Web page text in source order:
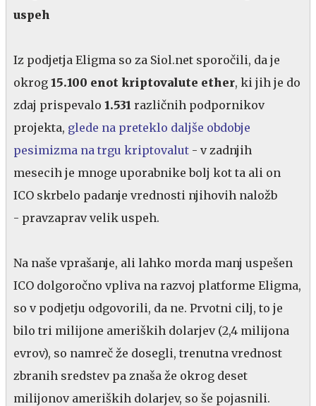
uspeh
Iz podjetja Eligma so za Siol.net sporočili, da je
okrog 15.100 enot kriptovalute ether, ki jih je do
zdaj prispevalo 1.531 različnih podpornikov
projekta, glede na preteklo daljše obdobje
pesimizma na trgu kriptovalut - v zadnjih
mesecih je mnoge uporabnike bolj kot ta ali on
ICO skrbelo padanje vrednosti njihovih naložb
- pravzaprav velik uspeh.
Na naše vprašanje, ali lahko morda manj uspešen
ICO dolgoročno vpliva na razvoj platforme Eligma,
so v podjetju odgovorili, da ne. Prvotni cilj, to je
bilo tri milijone ameriških dolarjev (2,4 milijona
evrov), so namreč že dosegli, trenutna vrednost
zbranih sredstev pa znaša že okrog deset
milijonov ameriških dolarjev, so še pojasnili.